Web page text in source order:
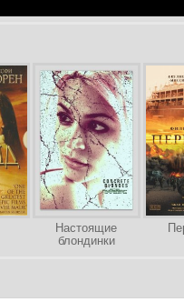
Настоящие
блондинки